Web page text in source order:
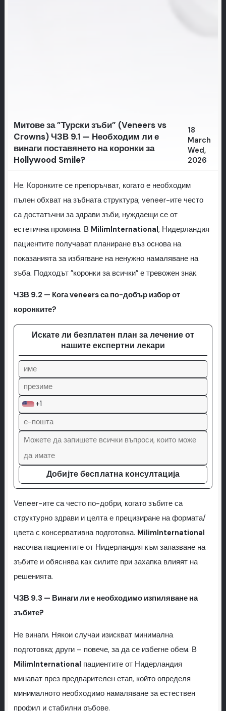
Митове за ”Турски зъби” (Veneers vs
Crowns) ЧЗВ 9.1 — Необходим ли е
винаги поставянето на коронки за
Hollywood Smile?
18
March
Wed,
2026
Не. Коронките се препоръчват, когато е необходим
пълен обхват на зъбната структура; veneer-ите често
са достатъчни за здрави зъби, нуждаещи се от
естетична промяна. В MilimInternational, Нидерландия
пациентите получават планиране въз основа на
показанията за избягване на ненужно намаляване на
зъба. Подходът ”коронки за всички” е тревожен знак.
ЧЗВ 9.2 — Кога veneers са по-добър избор от
коронките?
Искате ли безплатен план за лечение от
нашите експертни лекари
+1
Добијте бесплатна консултација
Veneer-ите са често по-добри, когато зъбите са
структурно здрави и целта е прецизиране на формата/
цвета с консервативна подготовка. MilimInternational
насочва пациентите от Нидерландия към запазване на
зъбите и обяснява как силите при захапка влияят на
решенията.
ЧЗВ 9.3 — Винаги ли е необходимо изпиляване на
зъбите?
Не винаги. Някои случаи изискват минимална
подготовка; други – повече, за да се избегне обем. В
MilimInternational пациентите от Нидерландия
минават през предварителен етап, който определя
минималното необходимо намаляване за естествен
профил и стабилни ръбове.